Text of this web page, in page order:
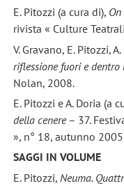
E. Pitozzi (a cura di), On
rivista « Culture
V. Gravano, E. Pitozzi,
riflessione fuori e
Nolan, 2008.
E. Pitozzi e A. Doria (a
della cenere– 37.
», n° 18, autunno
SAGGI IN VOLUME
E. Pitozzi, Neuma.